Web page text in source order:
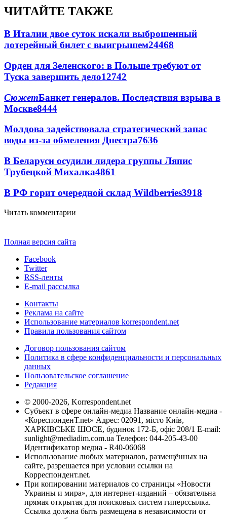
ЧИТАЙТЕ ТАКЖЕ
В Италии двое суток искали выброшенный
лотерейный билет с выигрышем24468
Орден для Зеленского: в Польше требуют от
Туска завершить дело12742
СюжетБанкет генералов. Последствия взрыва в
Москве8444
Молдова задействовала стратегический запас
воды из-за обмеления Днестра7636
В Беларуси осудили лидера группы Ляпис
Трубецкой Михалка4861
В РФ горит очередной склад Wildberries3918
Читать комментарии
Полная версия сайта
Facebook
Twitter
RSS-ленты
E-mail рассылка
Контакты
Реклама на сайте
Использование материалов korrespondent.net
Правила пользования сайтом
Договор пользования сайтом
Политика в сфере конфиденциальности и персональных
данных
Пользовательское соглашение
Редакция
© 2000-2026, Korrespondent.net
Субъект в сфере онлайн-медиа Название онлайн-медиа -
«КореспонденТ.net» Адрес: 02091, місто Київ,
ХАРКІВСЬКЕ ШОСЕ, будинок 172-Б, офіс 208/1 E-mail:
sunlight@mediadim.com.ua Телефон: 044-205-43-00
Идентификатор медиа - R40-06068
Использование любых материалов, размещённых на
сайте, разрешается при условии ссылки на
Корреспондент.net.
При копировании материалов со страницы «Новости
Украины и мира», для интернет-изданий – обязательна
прямая открытая для поисковых систем гиперссылка.
Ссылка должна быть размещена в независимости от